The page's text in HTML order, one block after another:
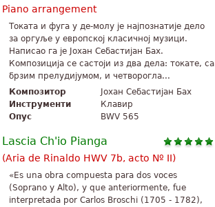
Piano arrangement
Токата и фуга у де-молу је најпознатије дело
за оргуље у европској класичној музици.
Написао га је Јохан Себастијан Бах.
Композиција се састоји из два дела: токате, са
брзим прелудијумом, и четворогла...
Композитор
Јохан Себастијан Бах
Инструменти
Клавир
Опус
BWV 565
Lascia Ch'io Pianga
(Aria de Rinaldo HWV 7b, acto Nº II)
«Es una obra compuesta para dos voces
(Soprano y Alto), y que anteriormente, fue
interpretada por Carlos Broschi (1705 - 1782),